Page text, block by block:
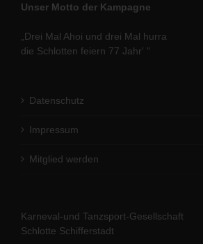
Unser Motto der Kampagne
„Drei Mal Ahoi und drei Mal hurra
die Schlotten feiern 77 Jahr' "
Datenschutz
Impressum
Mitglied werden
Karneval-und Tanzsport-Gesellschaft
Schlotte Schifferstadt